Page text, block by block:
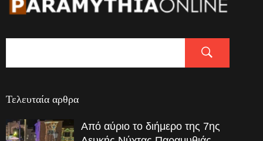
Τελευταία αρθρα
Από αύριο το διήμερο της 7ης